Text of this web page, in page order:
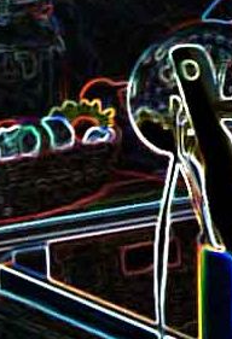
de crevettes au lait
de coco